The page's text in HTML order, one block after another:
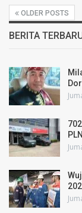
OLDER POSTS
BERITA